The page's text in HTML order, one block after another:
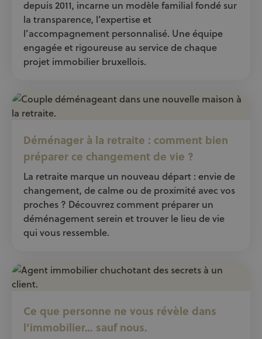
depuis 2011, incarne un modèle familial fondé sur
la transparence, l’expertise et
l’accompagnement personnalisé. Une équipe
engagée et rigoureuse au service de chaque
projet immobilier bruxellois.
Déménager à la retraite : comment bien
préparer ce changement de vie ?
La retraite marque un nouveau départ : envie de
changement, de calme ou de proximité avec vos
proches ? Découvrez comment préparer un
déménagement serein et trouver le lieu de vie
qui vous ressemble.
Ce que personne ne vous révèle dans
l’immobilier… sauf nous.